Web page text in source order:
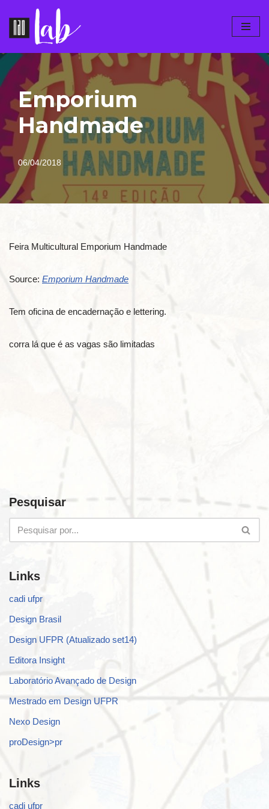
Pular
conteúdo
Emporium
Handmade
06/04/2018
Feira Multicultural Emporium Handmade
Source: Emporium Handmade
Tem oficina de encadernação e lettering.
corra lá que é as vagas são limitadas
Pesquisar
Links
cadi ufpr
Design Brasil
Design UFPR (Atualizado set14)
Editora Insight
Laboratório Avançado de Design
Mestrado em Design UFPR
Nexo Design
proDesign>pr
Links
cadi ufpr